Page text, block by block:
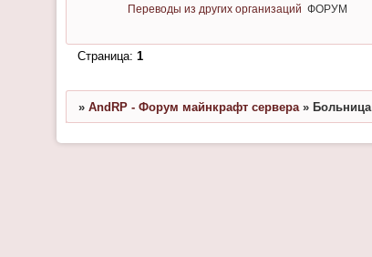
Переводы из других организаций ФОРУМ
Страница: 1
» AndRP - Форум майнкрафт сервера » Больница